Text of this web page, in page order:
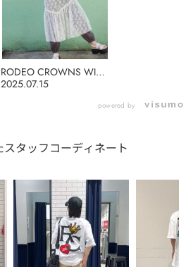
2025.07.15
RODEO CROWNS WIDE
BOWL
powered by
タッフコーディネート